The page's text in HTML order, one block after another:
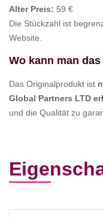
Alter Preis: 59 €
Die Stückzahl ist
Website.
Wo kann man
Das Originalprodukt ist
Global Partners LTD
und die Qualität zu